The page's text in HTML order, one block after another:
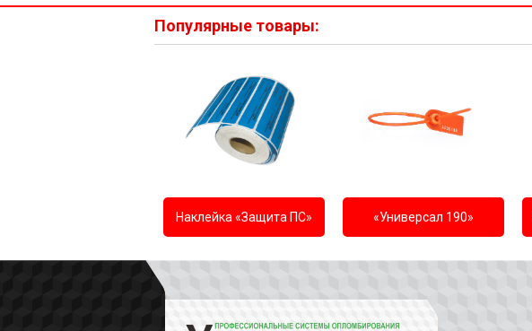
Популярные товары:
Наклейка «Защита ПС» «Универсал 190»